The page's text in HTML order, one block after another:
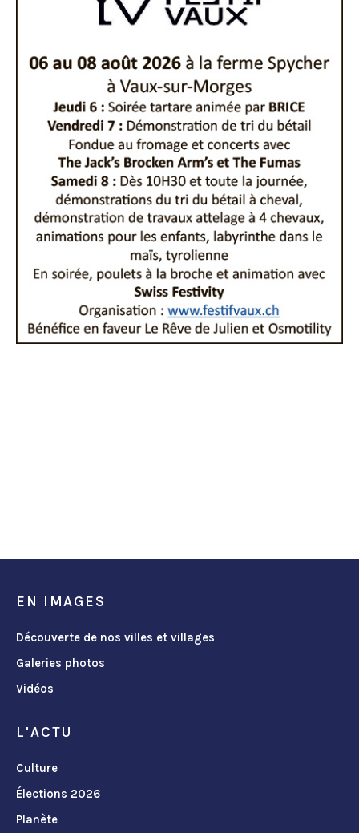
EN IMAGES
Découverte de nos villes et villages
Galeries photos
Vidéos
L'ACTU
Culture
Élections 2026
Planète